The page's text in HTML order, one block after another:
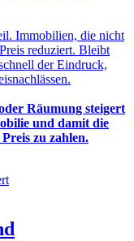
Immobilien, die nicht
reduziert. Bleibt
der Eindruck,
Räumung steigert
und damit die
zu zahlen.